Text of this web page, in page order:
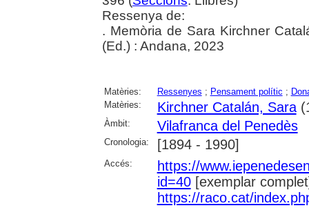
Ressenya de:
. Memòria de Sara Kirchner
(Ed.) : Andana, 2023
Matèries: Ressenyes ; Pensament polític ;
Matèries:
Kirchner Catalán, Sara
Àmbit: Vilafranca del Penedès
Cronologia: [1894 - 1990]
Accés:
https://
id=40[exemplar
https://raco.cat/